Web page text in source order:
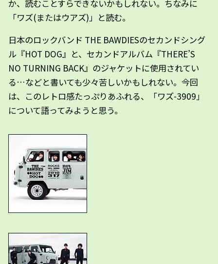
か、読むことすらできないかもしれない。ちなみに
「ワズ(またはウアズ)」と読む。
日本のロックバンド THE BAWDIESのセカンドシング
ル『HOT DOG』と、セカンドアルバム『THERE’S
NO TURNING BACK』のジャケットに使用されてい
る…などと書いても少々苦しいかもしれない。今回
は、このレトロ感たっぷりあふれる、「ワズ-3909」
について語ってみようと思う。